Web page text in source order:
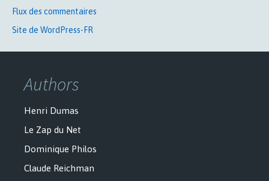
Flux des commentaires
Site de WordPress-FR
Authors
Henri Dumas
Le Zap du Net
Dominique Philos
Claude Reichman